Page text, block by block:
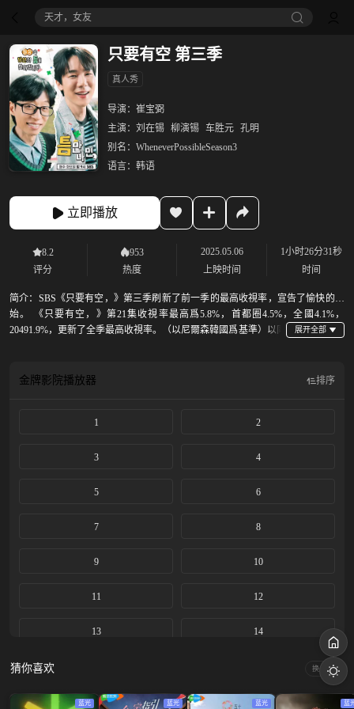
天才，女友
只要有空 第三季
真人秀
导演： 崔宝弼
主演： 刘在锡 柳演锡 车胜元 孔明
别名： WheneverPossibleSeason3
语言： 韩语
立即播放
8.2
评分
953
热度
2025.05.06
上映时间
1小时26分31秒
时间
简介： SBS《只要有空，》第三季刷新了前一季的最高收視率，宣告了愉快的開
始。 《只要有空，》第21集收視率最高爲5.8%，首都圈4.5%，全國4.1%，
20491.9%，更新了全季最高收視率。（以尼爾森韓國爲基準）以同
金牌影院播放器 排序
1 2
3 4
5 6
7 8
9 10
11 12
13 14
猜你喜欢 换一换
蓝光 蓝光 蓝光 蓝